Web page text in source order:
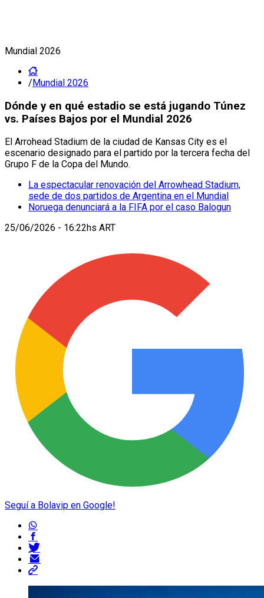
Mundial 2026
/Mundial 2026
Dónde y en qué estadio se está jugando Túnez
vs. Países Bajos por el Mundial 2026
El Arrohead Stadium de la ciudad de Kansas City es el
escenario designado para el partido por la tercera fecha del
Grupo F de la Copa del Mundo.
La espectacular renovación del Arrowhead Stadium,
sede de dos partidos de Argentina en el Mundial
Noruega denunciará a la FIFA por el caso Balogun
25/06/2026 - 16:22hs ART
Seguí a Bolavip en Google!